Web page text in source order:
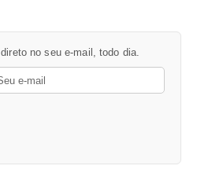
direto no seu e-mail, todo dia.